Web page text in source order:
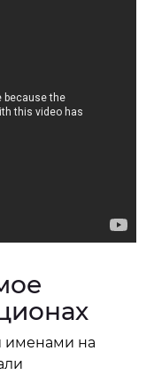
именами на